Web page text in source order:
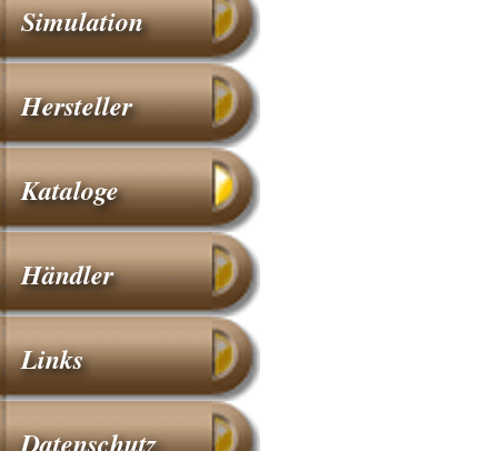
Simulation
Hersteller
Kataloge
Händler
Links
Datenschutz